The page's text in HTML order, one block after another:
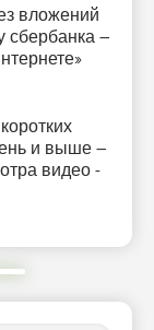
вложений
сбербанка –
и выше –
видео -